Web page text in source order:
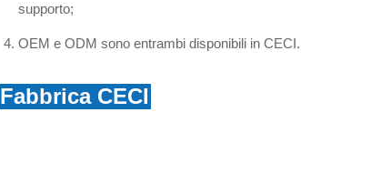
supporto;
OEM e ODM sono entrambi disponibili in CECI.
Fabbrica CECI